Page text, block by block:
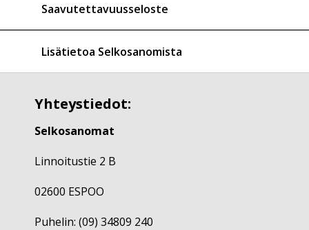
Saavutettavuusseloste
Lisätietoa Selkosanomista
Yhteystiedot:
Selkosanomat
Linnoitustie 2 B
02600 ESPOO
Puhelin: (09) 34809 240